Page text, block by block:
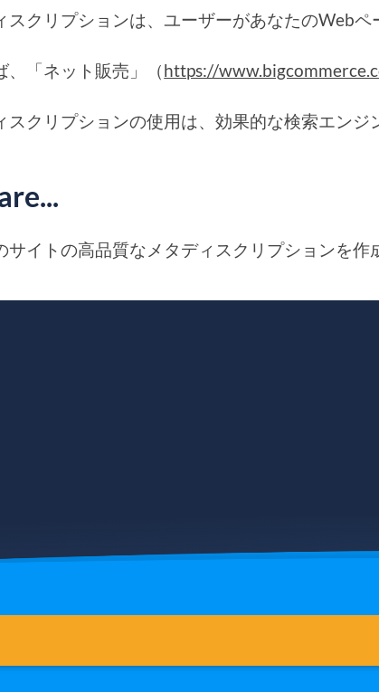
スクリプションは、ユーザーがあなたのWeb
、「ネット販売」（https://
スクリプションの使用は、効果的な検索エン
サイトの高品質なメタディスクリプションを